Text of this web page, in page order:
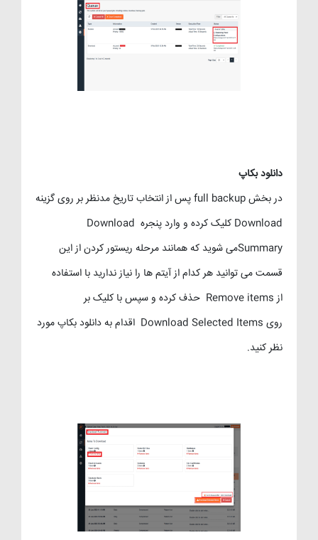
دانلود بکاپ
در بخش full backup پس از انتخاب تاریخ مدنظر بر روی گزینه
Download کلیک کرده و وارد پنجره Download
Summaryمی شوید که همانند مرحله ریستور کردن از این
قسمت می توانید هر کدام از آیتم ها را نیاز ندارید با استفاده
از Remove items حذف کرده و سپس با کلیک بر
روی Download Selected Items اقدام به دانلود بکاپ مورد
نظر کنید.